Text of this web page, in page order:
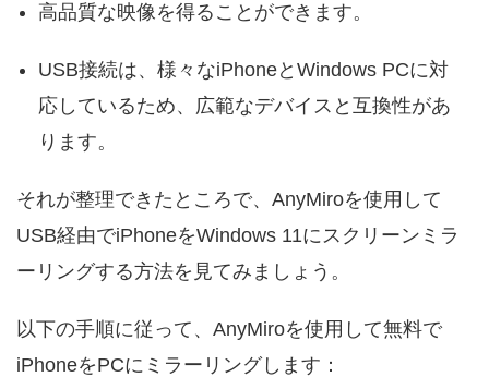
高品質な映像を得ることができます。
USB接続は、様々なiPhoneとWindows PCに対
応しているため、広範なデバイスと互換性があ
ります。
それが整理できたところで、AnyMiroを使用して
USB経由でiPhoneをWindows 11にスクリーンミラ
ーリングする方法を見てみましょう。
以下の手順に従って、AnyMiroを使用して無料で
iPhoneをPCにミラーリングします：